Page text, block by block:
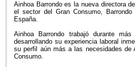
Ainhoa Barrondo es la nueva directora
el sector del Gran Consumo,
España.
Ainhoa Barrondo trabajó durante
desarrollando su experiencia laboral
su perfil aún más a las necesidades
Consumo.